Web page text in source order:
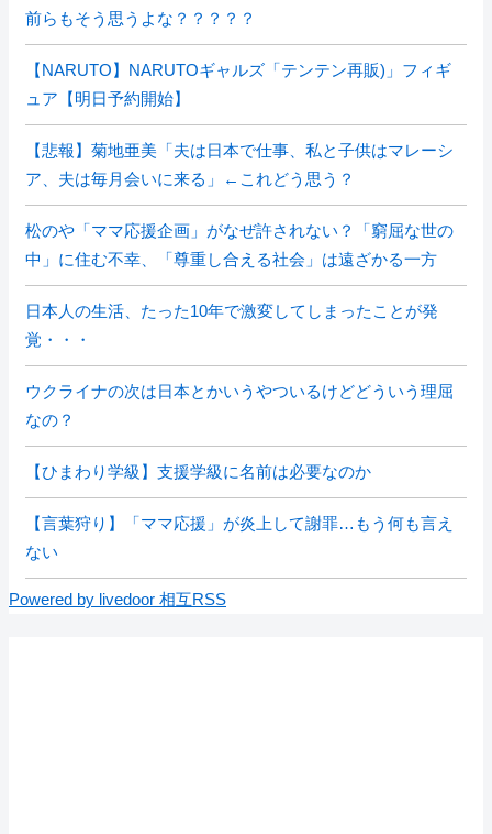
前らもそう思うよな？？？？？
【NARUTO】NARUTOギャルズ「テンテン再販)」フィギ
ュア【明日予約開始】
【悲報】菊地亜美「夫は日本で仕事、私と子供はマレーシ
ア、夫は毎月会いに来る」←これどう思う？
松のや「ママ応援企画」がなぜ許されない？「窮屈な世の
中」に住む不幸、「尊重し合える社会」は遠ざかる一方
日本人の生活、たった10年で激変してしまったことが発
覚・・・
ウクライナの次は日本とかいうやついるけどどういう理屈
なの？
【ひまわり学級】支援学級に名前は必要なのか
【言葉狩り】「ママ応援」が炎上して謝罪…もう何も言え
ない
Powered by livedoor 相互RSS